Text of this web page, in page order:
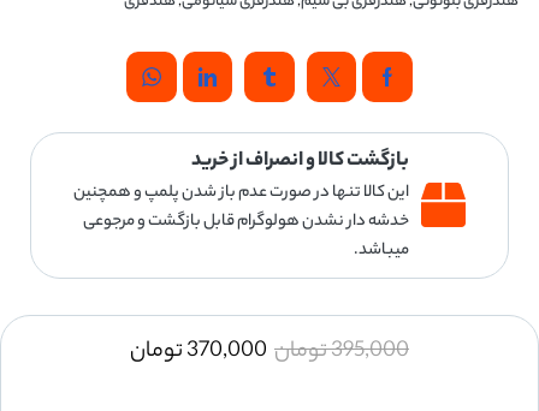
بازگشت کالا و انصراف از خرید
این کالا تنها در صورت عدم باز شدن پلمپ و همچنین
خدشه دار نشدن هولوگرام قابل بازگشت و مرجوعی
میباشد.
395,000تومان 370,000تومان